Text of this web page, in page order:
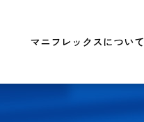
マニフレックスについて